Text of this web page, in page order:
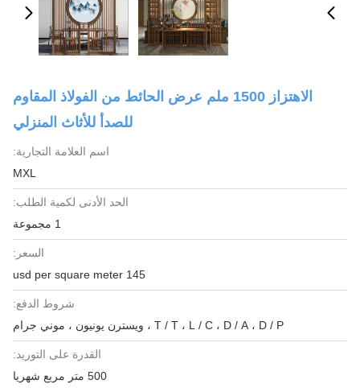
الاهتزاز 1500 ملم عرض الحائط من الفولاذ المقاوم
للصدأ للأثاث المنزلي
اسم العلامة التجارية:
MXL
الحد الأدنى لكمية الطلب:
السعر:
145 usd per square meter
شروط الدفع:
T / T ، L / C ، D / A ، D / P ، ويسترن يونيون ، موني جرام
القدرة على التوريد:
500 متر مربع شهريا